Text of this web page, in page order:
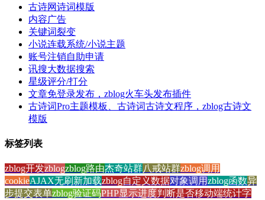
古诗网诗词模版
内容广告
关键词裂变
小说连载系统/小说主题
账号注销自助申请
讯搜大数据搜索
星级评分/打分
文章免登录发布，zblog火车头发布插件
古诗词Pro主题模板、古诗词古诗文程序，zblog古诗文
模版
标签列表
zblog开发zblogzblog路由杰奇站群八戒站群zblog调用
cookieAJAX无刷新加载zblog自定义数据对象调用zblog函数异
步提交表单zblog验证码PHP显示进度判断是否移动端统计字